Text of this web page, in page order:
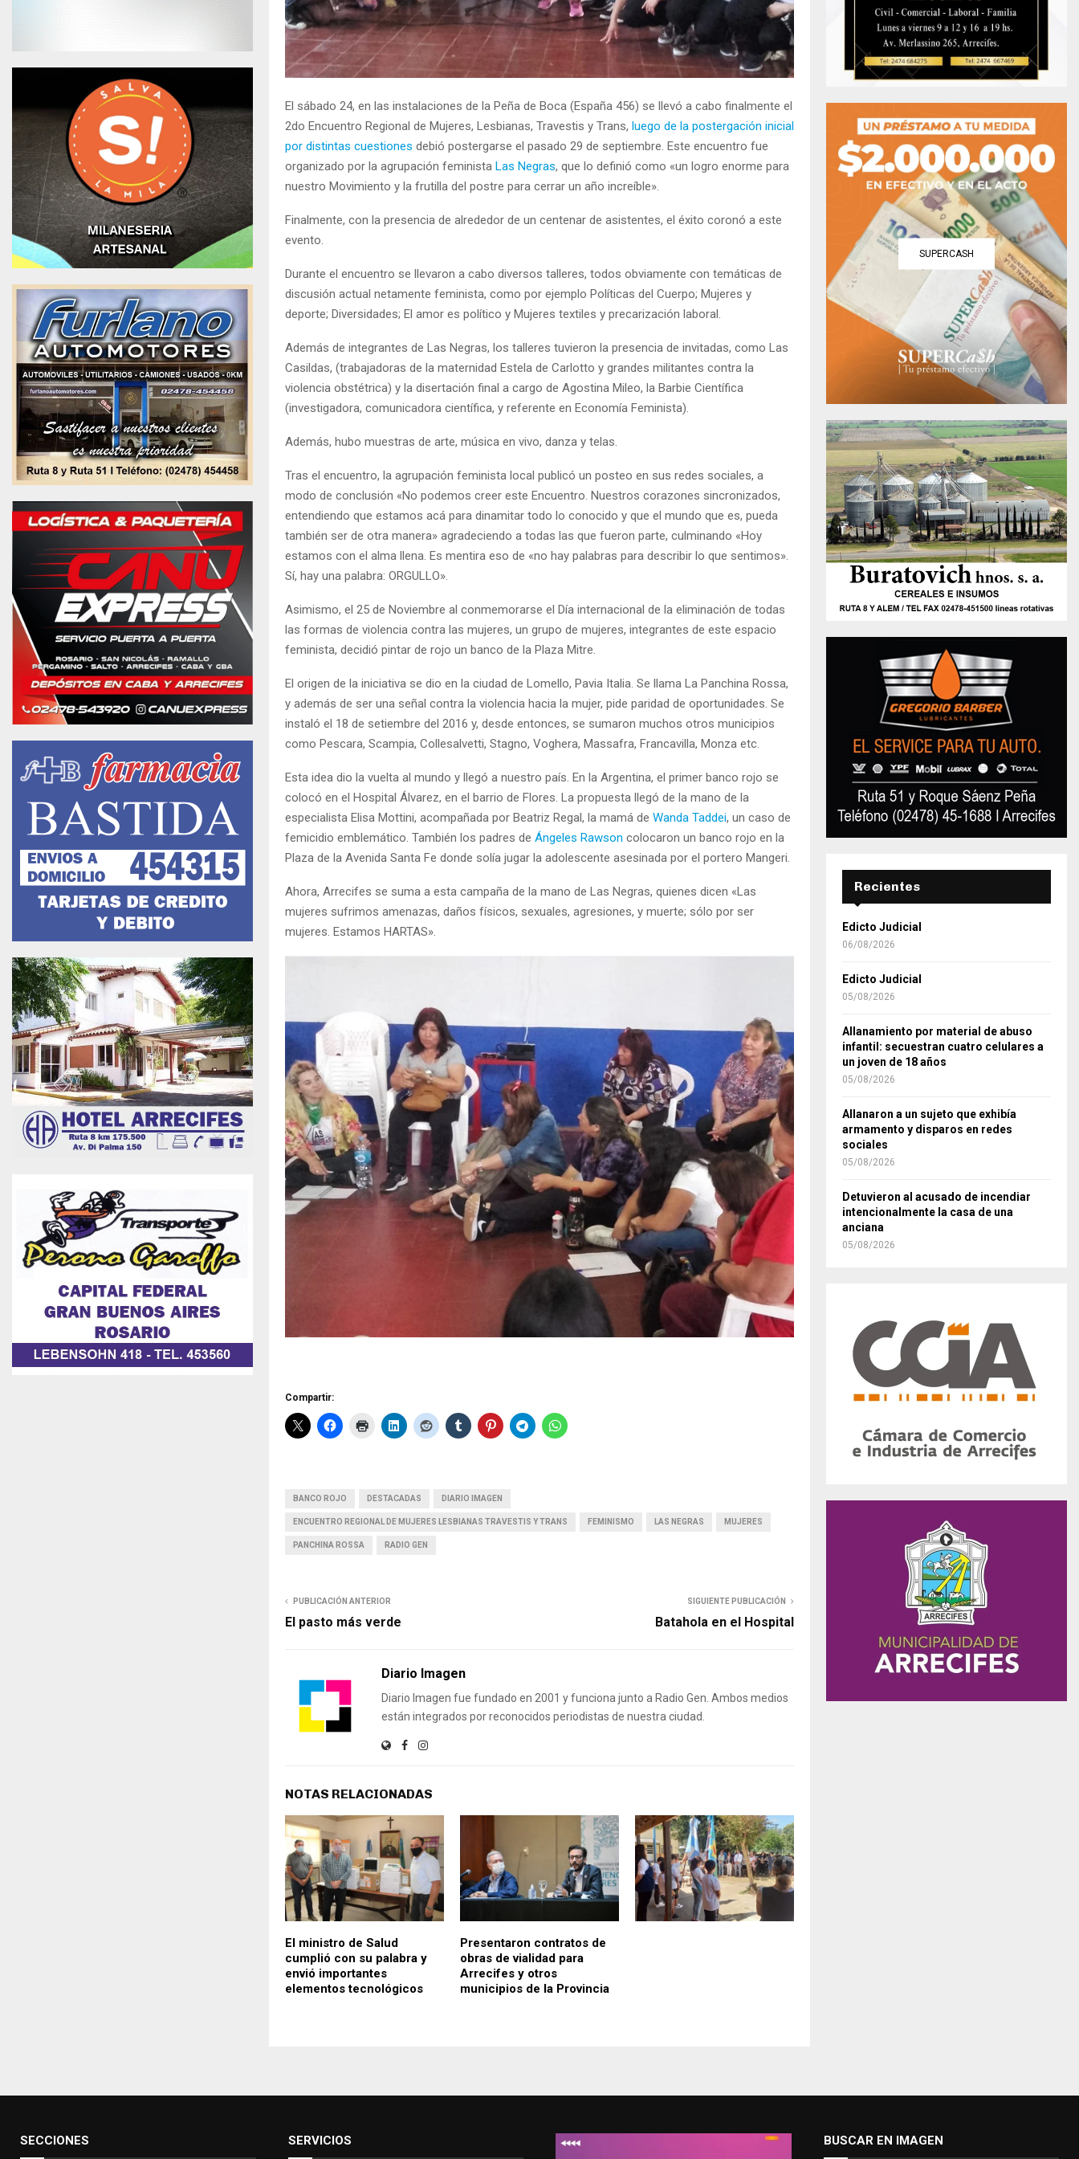
El sábado 24, en las instalaciones de la Peña de Boca (España 456) se llevó a cabo finalmente el
2do Encuentro Regional de Mujeres, Lesbianas, Travestis y Trans, luego de la postergación inicial
por distintas cuestiones debió postergarse el pasado 29 de septiembre. Este encuentro fue
organizado por la agrupación feminista Las Negras, que lo definió como «un logro enorme para
nuestro Movimiento y la frutilla del postre para cerrar un año increíble».
Finalmente, con la presencia de alrededor de un centenar de asistentes, el éxito coronó a este
evento.
Durante el encuentro se llevaron a cabo diversos talleres, todos obviamente con temáticas de
discusión actual netamente feminista, como por ejemplo Políticas del Cuerpo; Mujeres y
deporte; Diversidades; El amor es político y Mujeres textiles y precarización laboral.
Además de integrantes de Las Negras, los talleres tuvieron la presencia de invitadas, como Las
Casildas, (trabajadoras de la maternidad Estela de Carlotto y grandes militantes contra la
violencia obstétrica) y la disertación final a cargo de Agostina Mileo, la Barbie Científica
(investigadora, comunicadora científica, y referente en Economía Feminista).
Además, hubo muestras de arte, música en vivo, danza y telas.
Tras el encuentro, la agrupación feminista local publicó un posteo en sus redes sociales, a
modo de conclusión «No podemos creer este Encuentro. Nuestros corazones sincronizados,
entendiendo que estamos acá para dinamitar todo lo conocido y que el mundo que es, pueda
también ser de otra manera» agradeciendo a todas las que fueron parte, culminando «Hoy
estamos con el alma llena. Es mentira eso de «no hay palabras para describir lo que sentimos».
Sí, hay una palabra: ORGULLO».
Asimismo, el 25 de Noviembre al conmemorarse el Día internacional de la eliminación de todas
las formas de violencia contra las mujeres, un grupo de mujeres, integrantes de este espacio
feminista, decidió pintar de rojo un banco de la Plaza Mitre.
El origen de la iniciativa se dio en la ciudad de Lomello, Pavia Italia. Se llama La Panchina Rossa,
y además de ser una señal contra la violencia hacia la mujer, pide paridad de oportunidades. Se
instaló el 18 de setiembre del 2016 y, desde entonces, se sumaron muchos otros municipios
como Pescara, Scampia, Collesalvetti, Stagno, Voghera, Massafra, Francavilla, Monza etc.
Esta idea dio la vuelta al mundo y llegó a nuestro país. En la Argentina, el primer banco rojo se
colocó en el Hospital Álvarez, en el barrio de Flores. La propuesta llegó de la mano de la
especialista Elisa Mottini, acompañada por Beatriz Regal, la mamá de Wanda Taddei, un caso de
femicidio emblemático. También los padres de Ángeles Rawson colocaron un banco rojo en la
Plaza de la Avenida Santa Fe donde solía jugar la adolescente asesinada por el portero Mangeri.
Ahora, Arrecifes se suma a esta campaña de la mano de Las Negras, quienes dicen «Las
mujeres sufrimos amenazas, daños físicos, sexuales, agresiones, y muerte; sólo por ser
mujeres. Estamos HARTAS».
Compartir:
BANCO ROJO DESTACADAS DIARIO IMAGEN
ENCUENTRO REGIONAL DE MUJERES LESBIANAS TRAVESTIS Y TRANS FEMINISMO LAS NEGRAS MUJERES
PANCHINA ROSSA RADIO GEN
PUBLICACIÓN ANTERIOR
El pasto más verde
SIGUIENTE PUBLICACIÓN
Batahola en el Hospital
Diario Imagen
Diario Imagen fue fundado en 2001 y funciona junto a Radio Gen. Ambos medios
están integrados por reconocidos periodistas de nuestra ciudad.
NOTAS RELACIONADAS
El ministro de Salud
cumplió con su palabra y
envió importantes
elementos tecnológicos
Presentaron contratos de
obras de vialidad para
Arrecifes y otros
municipios de la Provincia
SUPERCASH
Recientes
Edicto Judicial
06/08/2026
Edicto Judicial
05/08/2026
Allanamiento por material de abuso
infantil: secuestran cuatro celulares a
un joven de 18 años
05/08/2026
Allanaron a un sujeto que exhibía
armamento y disparos en redes
sociales
05/08/2026
Detuvieron al acusado de incendiar
intencionalmente la casa de una
anciana
05/08/2026
SECCIONES SERVICIOS BUSCAR EN IMAGEN